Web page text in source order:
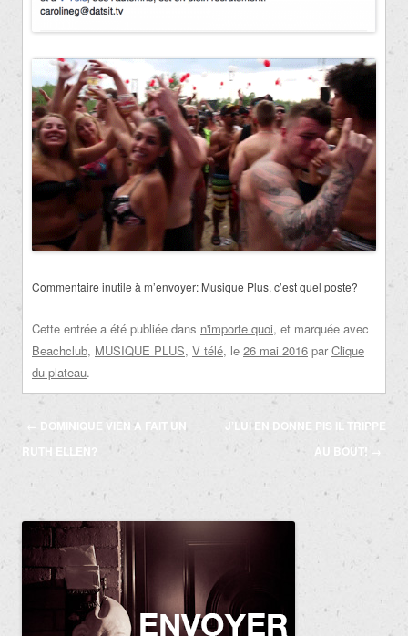
Commentaire inutile à m’envoyer: Musique Plus, c’est quel poste?
Cette entrée a été publiée dans n'importe quoi, et marquée avec
Beachclub, MUSIQUE PLUS, V télé, le 26 mai 2016 par Clique
du plateau.
Navigation
des
←
DOMINIQUE VIEN A FAIT UN
RUTH ELLEN?
J’LUI EN DONNE PIS IL TRIPPE
AU BOUT! →